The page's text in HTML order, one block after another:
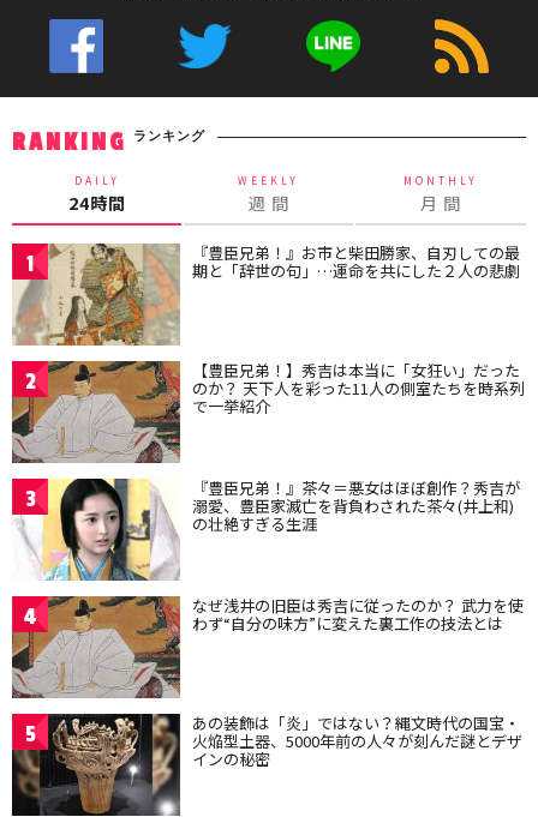
RANKING ランキング
DAILY
24時間
WEEKLY
週 間
MONTHLY
月 間
1 『豊臣兄弟！』お市と柴田勝家、自刃しての最
期と「辞世の句」…運命を共にした２人の悲劇
2 【豊臣兄弟！】秀吉は本当に「女狂い」だった
のか？ 天下人を彩った11人の側室たちを時系列
で一挙紹介
3 『豊臣兄弟！』茶々＝悪女はほぼ創作？秀吉が
溺愛、豊臣家滅亡を背負わされた茶々(井上和)
の壮絶すぎる生涯
4 なぜ浅井の旧臣は秀吉に従ったのか？ 武力を使
わず“自分の味方”に変えた裏工作の技法とは
5 あの装飾は「炎」ではない？縄文時代の国宝・
火焔型土器、5000年前の人々が刻んだ謎とデザ
インの秘密